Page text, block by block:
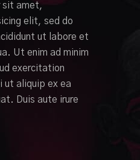
sit amet,
elit, sed do
ut labore et
Ut enim ad minim
exercitation
ut aliquip ex ea
Duis aute irure